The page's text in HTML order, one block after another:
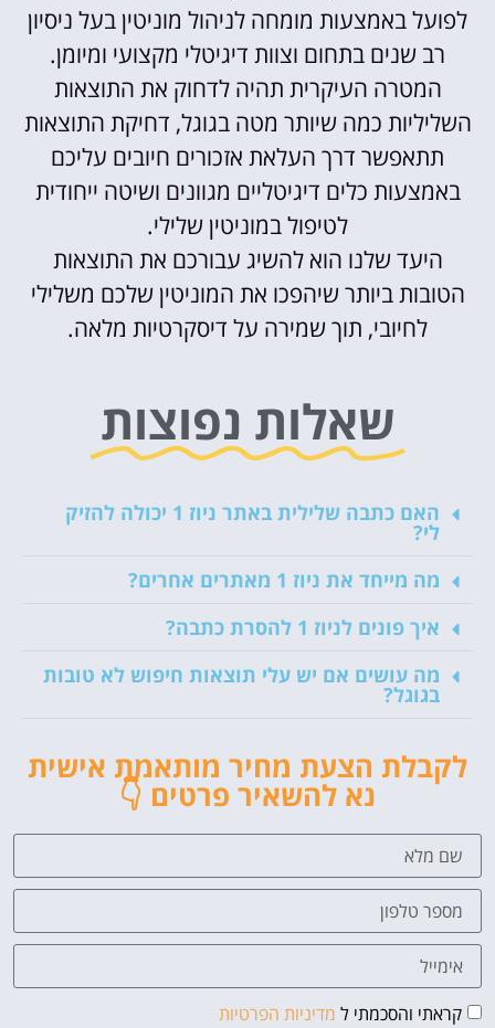
לפועל באמצעות מומחה לניהול מוניטין בעל ניסיון
רב שנים בתחום וצוות דיגיטלי מקצועי ומיומן.
המטרה העיקרית תהיה לדחוק את התוצאות
השליליות כמה שיותר מטה בגוגל, דחיקת התוצאות
תתאפשר דרך העלאת אזכורים חיובים עליכם
באמצעות כלים דיגיטליים מגוונים ושיטה ייחודית
לטיפול במוניטין שלילי.
היעד שלנו הוא להשיג עבורכם את התוצאות
הטובות ביותר שיהפכו את המוניטין שלכם משלילי
לחיובי, תוך שמירה על דיסקרטיות מלאה.
שאלות נפוצות
האם כתבה שלילית באתר ניוז 1 יכולה להזיק
לי?
מה מייחד את ניוז 1 מאתרים אחרים?
איך פונים לניוז 1 להסרת כתבה?
מה עושים אם יש עלי תוצאות חיפוש לא טובות
בגוגל?
לקבלת הצעת מחיר מותאמת אישית
נא להשאיר פרטים 👇
קראתי והסכמתי ל מדיניות הפרטיות